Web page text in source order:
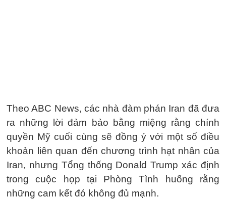
Theo ABC News, các nhà đàm phán Iran đã đưa
ra những lời đảm bảo bằng miệng rằng chính
quyền Mỹ cuối cùng sẽ đồng ý với một số điều
khoản liên quan đến chương trình hạt nhân của
Iran, nhưng Tổng thống Donald Trump xác định
trong cuộc họp tại Phòng Tình huống rằng
những cam kết đó không đủ mạnh.